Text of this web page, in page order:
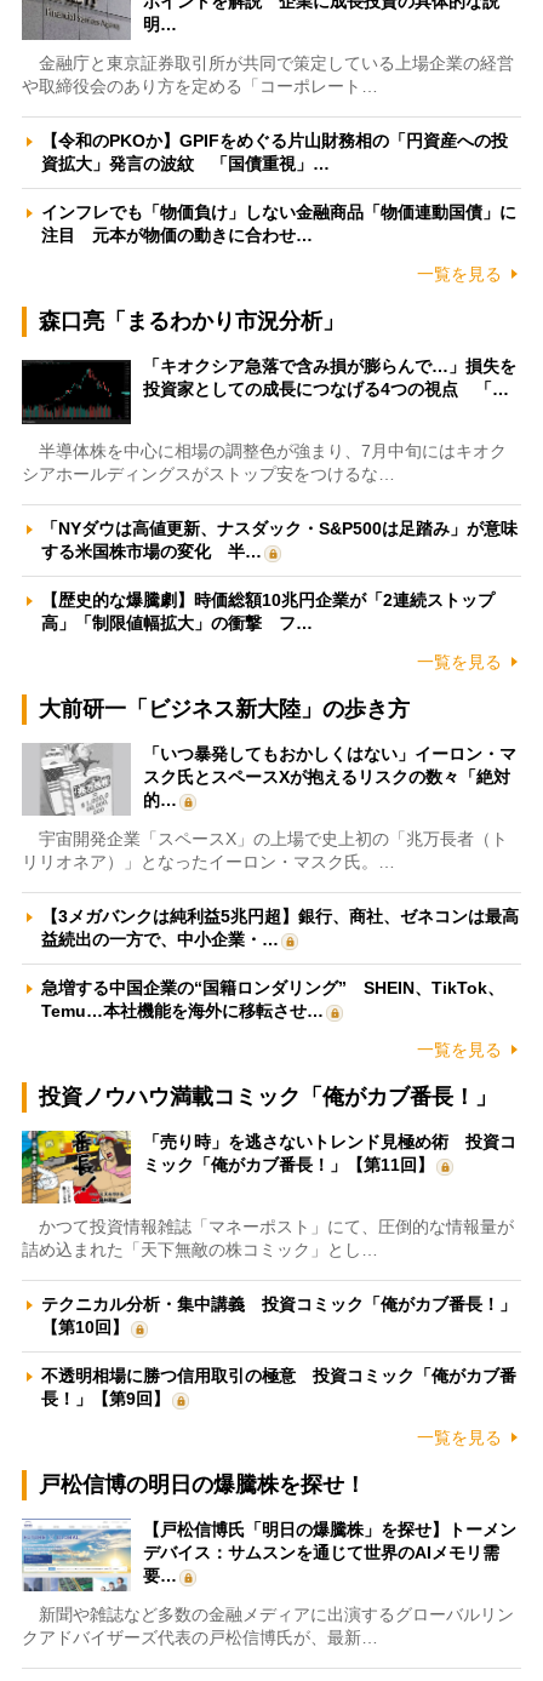
明…
金融庁と東京証券取引所が共同で策定している上場企業の経営
や取締役会のあり方を定める「コーポレート…
【令和のPKOか】GPIFをめぐる片山財務相の「円資産への投
資拡大」発言の波紋 「国債重視」…
インフレでも「物価負け」しない金融商品「物価連動国債」に
注目 元本が物価の動きに合わせ…
一覧を見る
森口亮「まるわかり市況分析」
「キオクシア急落で含み損が膨らんで…」損失を
投資家としての成長につなげる4つの視点 「…
半導体株を中心に相場の調整色が強まり、7月中旬にはキオク
シアホールディングスがストップ安をつけるな…
「NYダウは高値更新、ナスダック・S&P500は足踏み」が意味
する米国株市場の変化 半…
【歴史的な爆騰劇】時価総額10兆円企業が「2連続ストップ
高」「制限値幅拡大」の衝撃 フ…
一覧を見る
大前研一「ビジネス新大陸」の歩き方
「いつ暴発してもおかしくはない」イーロン・マ
スク氏とスペースXが抱えるリスクの数々「絶対
的…
宇宙開発企業「スペースX」の上場で史上初の「兆万長者（ト
リリオネア）」となったイーロン・マスク氏。…
【3メガバンクは純利益5兆円超】銀行、商社、ゼネコンは最高
益続出の一方で、中小企業・…
急増する中国企業の“国籍ロンダリング” SHEIN、TikTok、
Temu…本社機能を海外に移転させ…
一覧を見る
投資ノウハウ満載コミック「俺がカブ番長！」
「売り時」を逃さないトレンド見極め術 投資コ
ミック「俺がカブ番長！」【第11回】
かつて投資情報雑誌「マネーポスト」にて、圧倒的な情報量が
詰め込まれた「天下無敵の株コミック」とし…
テクニカル分析・集中講義 投資コミック「俺がカブ番長！」
【第10回】
不透明相場に勝つ信用取引の極意 投資コミック「俺がカブ番
長！」【第9回】
一覧を見る
戸松信博の明日の爆騰株を探せ！
【戸松信博氏「明日の爆騰株」を探せ】トーメン
デバイス：サムスンを通じて世界のAIメモリ需
要…
新聞や雑誌など多数の金融メディアに出演するグローバルリン
クアドバイザーズ代表の戸松信博氏が、最新…